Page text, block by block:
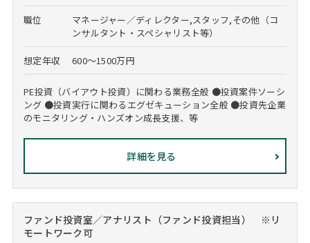
職位
マネージャー／ディレクター,スタッフ,その他（コ
ンサルタント・スペシャリスト等）
想定年収 600～1500万円
PE投資（バイアウト投資）に関わる業務全般 ●投資案件ソーシ
ング ●投資実行に関わるエグゼキューション全般 ●投資先企業
のモニタリング・ハンズオン成長支援、等
詳細を見る
ファンド投資室／アナリスト（ファンド投資担当） ※リ
モートワーク可